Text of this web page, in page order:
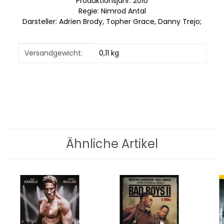
Regie: Nimrod Antal
Darsteller: Adrien Brody, Topher Grace, Danny Trejo;
Produkteigenschaft
Wert
Versandgewicht: 0,11 kg
Ähnliche Artikel